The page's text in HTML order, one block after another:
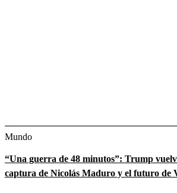
Mundo
“Una guerra de 48 minutos”: Trump
captura de Nicolás Maduro y el futuro de